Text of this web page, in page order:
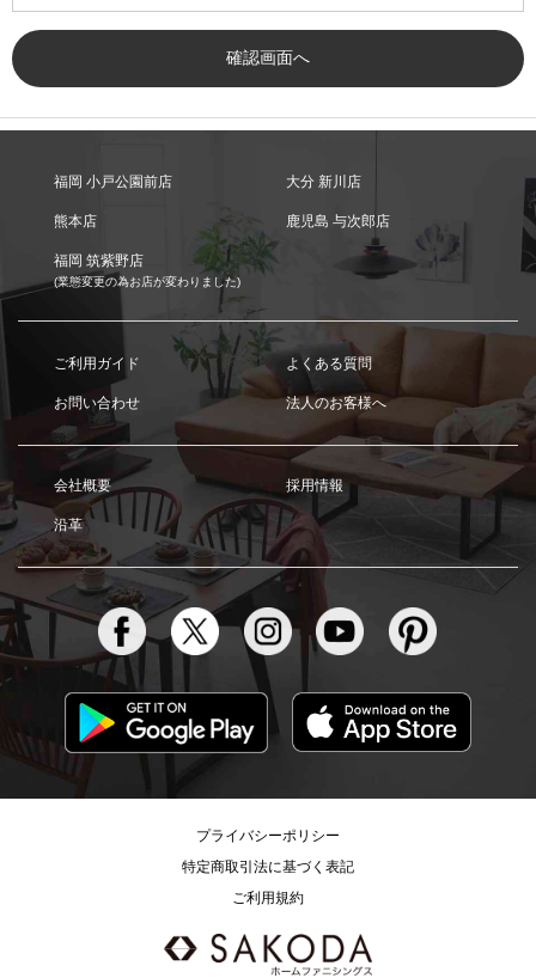
福岡 小戸公園前店 大分 新川店
熊本店 鹿児島 与次郎店
福岡 筑紫野店
(業態変更の為お店が変わりました)
ご利用ガイド よくある質問
お問い合わせ 法人のお客様へ
会社概要 採用情報
沿革
プライバシーポリシー
特定商取引法に基づく表記
ご利用規約